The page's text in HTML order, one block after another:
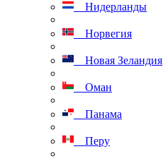
Нидерланды
Норвегия
Новая Зеландия
Оман
Панама
Перу